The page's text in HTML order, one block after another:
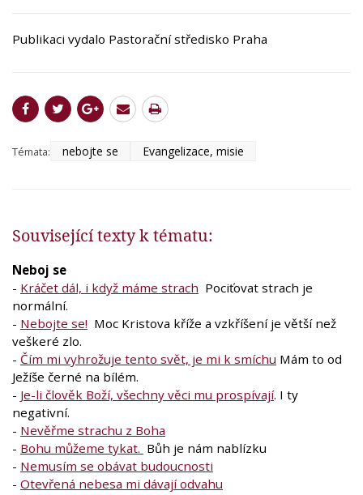
Publikaci vydalo Pastorační středisko Praha
Témata: nebojte se Evangelizace, misie
Související texty k tématu:
Neboj se
- Kráčet dál, i když máme strach Pociťovat strach je
normální.
- Nebojte se! Moc Kristova kříže a vzkříšení je větší než
veškeré zlo.
- Čím mi vyhrožuje tento svět, je mi k smíchu Mám to od
Ježíše černé na bílém.
- Je-li člověk Boží, všechny věci mu prospívají. I ty
negativní.
- Nevěřme strachu z Boha
- Bohu můžeme tykat. Bůh je nám nablízku
- Nemusím se obávat budoucnosti
- Otevřená nebesa mi dávají odvahu